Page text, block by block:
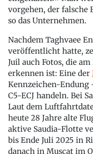
vorgehen, der falsche
so das Unternehmen.
Nachdem Taghvaee
veröffentlicht hatte,
Juil auch Fotos, die
erkennen ist: Eine der
Kennzeichen-Endung
C5-ECJ handeln. Bei
Laut dem
heute 28 Jahre alte
aktive Saudia-Flotte
bis Ende Juli 2025 in
danach in Muscat im